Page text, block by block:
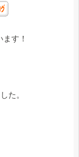
す！
た。